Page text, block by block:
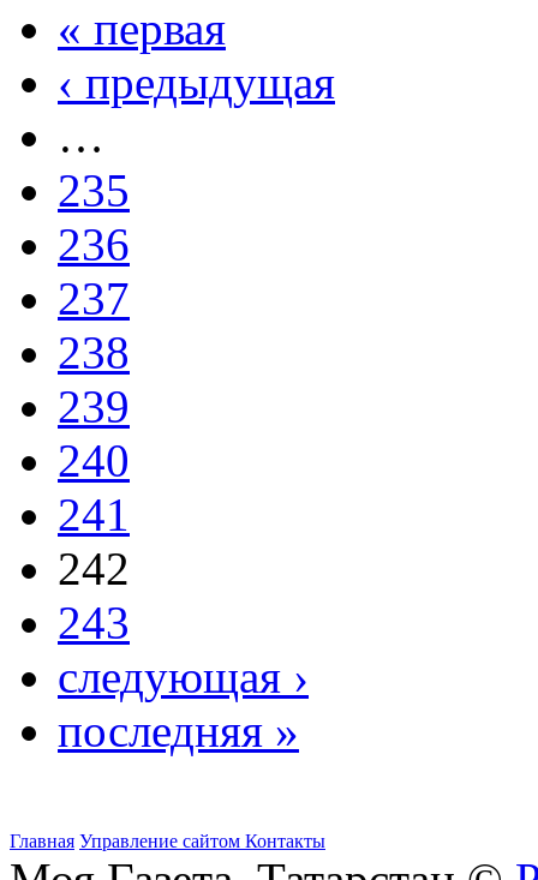
« первая
‹ предыдущая
…
235
236
237
238
239
240
241
242
243
следующая ›
последняя »
Главная Управление сайтом Контакты